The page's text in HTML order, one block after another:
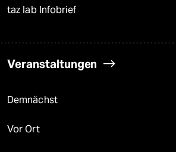
taz lab Infobrief
Veranstaltungen
Demnächst
Vor Ort